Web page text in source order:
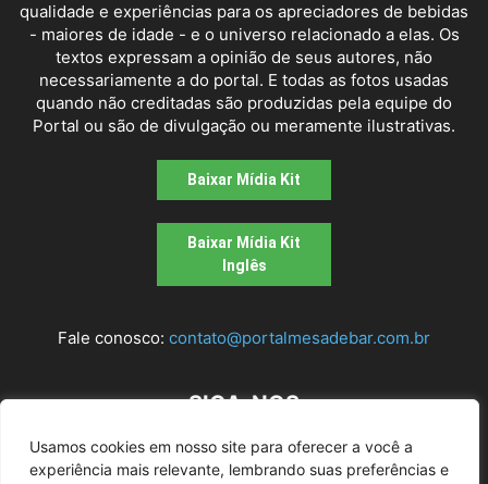
Usamos cookies em nosso site para oferecer a você a
experiência mais relevante, lembrando suas preferências e
qualidade e experiências para os apreciadores de bebidas
- maiores de idade - e o universo relacionado a elas. Os
textos expressam a opinião de seus autores, não
necessariamente a do portal. E todas as fotos usadas
quando não creditadas são produzidas pela equipe do
Portal ou são de divulgação ou meramente ilustrativas.
Baixar Mídia Kit
Baixar Mídia Kit
Inglês
Fale conosco: contato@portalmesadebar.com.br
SIGA-NOS